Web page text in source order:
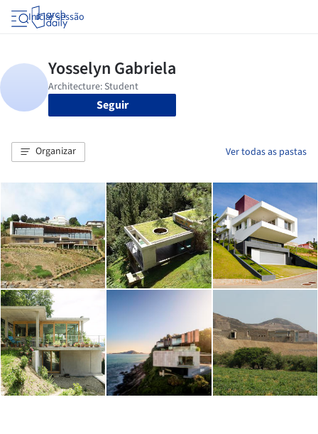
Iniciar sessão
Seguir
Organizar Ver todas as pastas